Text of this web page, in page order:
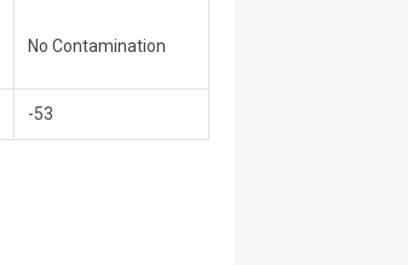
No Contamination
-53